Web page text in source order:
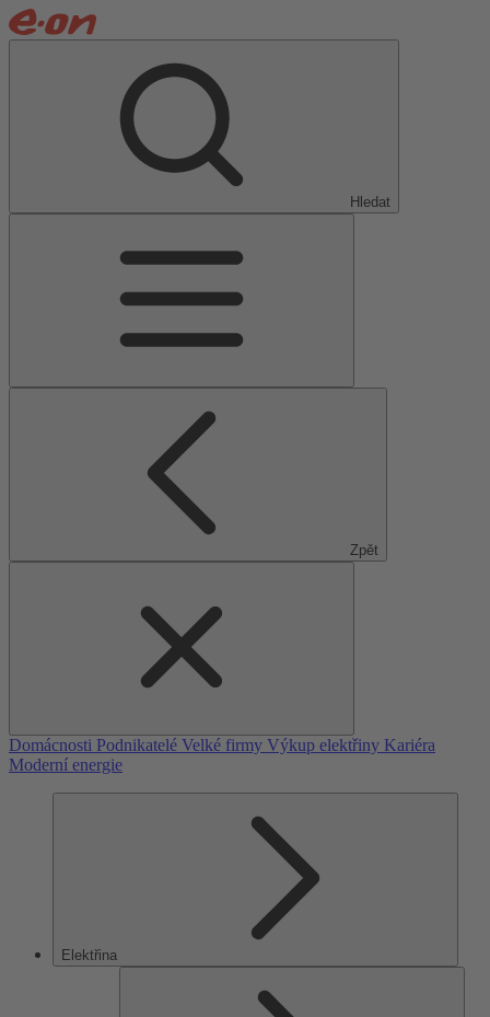
Hledat
Zpět
Domácnosti Podnikatelé Velké firmy Výkup elektřiny Kariéra
Moderní energie
Elektřina